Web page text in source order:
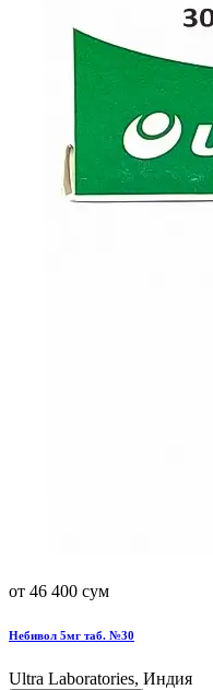
от 46 400 сум
Небивол 5мг таб. №30
Ultra Laboratories, Индия